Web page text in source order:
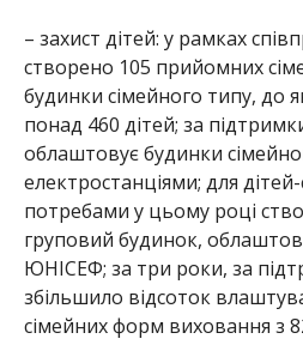
– захист дітей: у рамках
створено 105 прийомних
будинки сімейного типу, до
понад 460 дітей; за
облаштовує будинки
електростанціями; для
потребами у цьому році
груповий будинок,
ЮНІСЕФ; за три роки, за
збільшило відсоток
сімейних форм виховання з